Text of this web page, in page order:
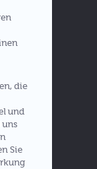
die
und
uns
Sie